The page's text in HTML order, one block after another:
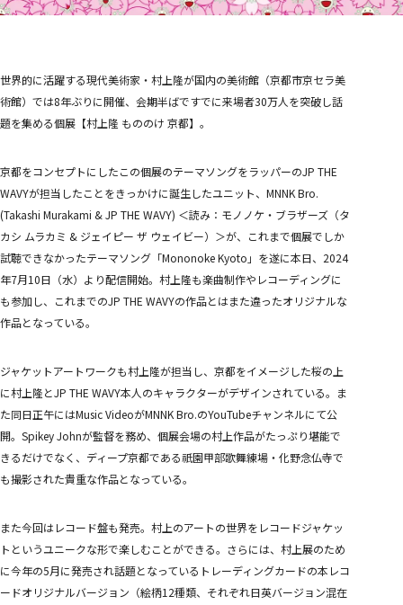
世界的に活躍する現代美術家・村上隆が国内の美術館（京都市京セラ美
術館）では8年ぶりに開催、会期半ばですでに来場者30万人を突破し話
題を集める個展【村上隆 もののけ 京都】。
京都をコンセプトにしたこの個展のテーマソングをラッパーのJP THE
WAVYが担当したことをきっかけに誕生したユニット、MNNK Bro.
(Takashi Murakami & JP THE WAVY) ＜読み：モノノケ・ブラザーズ（タ
カシ ムラカミ & ジェイピー ザ ウェイビー）＞が、これまで個展でしか
試聴できなかったテーマソング「Mononoke Kyoto」を遂に本日、2024
年7月10日（水）より配信開始。村上隆も楽曲制作やレコーディングに
も参加し、これまでのJP THE WAVYの作品とはまた違ったオリジナルな
作品となっている。
ジャケットアートワークも村上隆が担当し、京都をイメージした桜の上
に村上隆とJP THE WAVY本人のキャラクターがデザインされている。ま
た同日正午にはMusic VideoがMNNK Bro.のYouTubeチャンネルにて公
開。Spikey Johnが監督を務め、個展会場の村上作品がたっぷり堪能で
きるだけでなく、ディープ京都である祇園甲部歌舞練場・化野念仏寺で
も撮影された貴重な作品となっている。
また今回はレコード盤も発売。村上のアートの世界をレコードジャケッ
トというユニークな形で楽しむことができる。さらには、村上展のため
に今年の5月に発売され話題となっているトレーディングカードの本レコ
ードオリジナルバージョン（絵柄12種類、それぞれ日英バージョン混在
KaikaiKiki Marketplace
村上隆 もののけ 京都 Collectible Trading Card
めめめのくらげ TRADING CARD GAME
COMPANY
COMPANY